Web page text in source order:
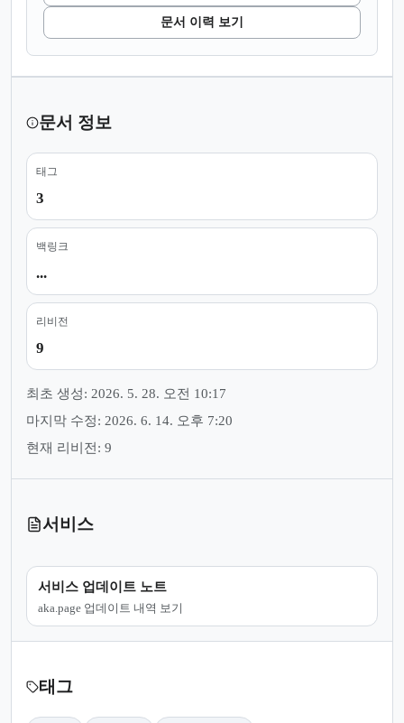
문서 이력 보기
문서 정보
태그
3
백링크
...
리비전
9
최초 생성: 2026. 5. 28. 오전 10:17
마지막 수정: 2026. 6. 14. 오후 7:20
현재 리비전: 9
서비스
서비스 업데이트 노트
aka.page 업데이트 내역 보기
태그